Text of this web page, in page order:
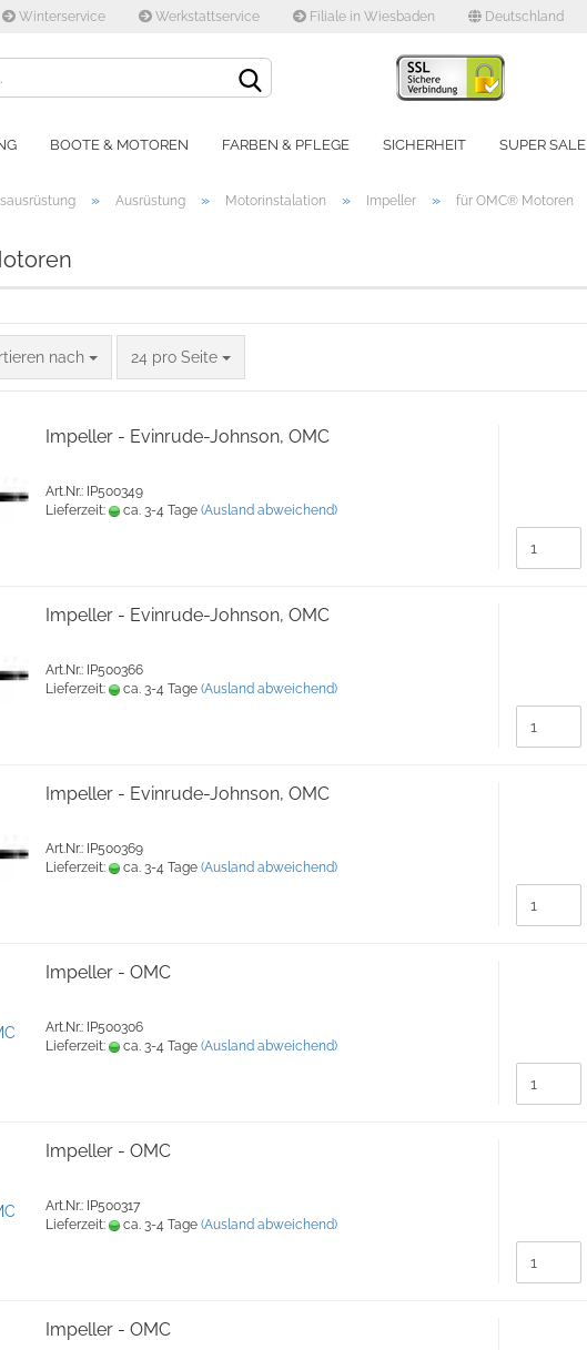
Winterservice Werkstattservice Filiale in Wiesbaden Deutschland
Lieferland
Konto erstellen
BOOTE & MOTOREN FARBEN & PFLEGE SICHERHEIT SUPER SALE
» Ausrüstung » Motorinstalation » Impeller » für OMC® Motoren
nach 24 pro Seite
Impeller - Evinrude-Johnson, OMC
Art.Nr.: IP500349
Lieferzeit:
ca. 3-4 Tage (Ausland abweichend)
Impeller - Evinrude-Johnson, OMC
Art.Nr.: IP500366
Lieferzeit:
ca. 3-4 Tage (Ausland abweichend)
Impeller - Evinrude-Johnson, OMC
Art.Nr.: IP500369
Lieferzeit:
ca. 3-4 Tage (Ausland abweichend)
Impeller - OMC
Art.Nr.: IP500306
Lieferzeit:
ca. 3-4 Tage (Ausland abweichend)
Impeller - OMC
Art.Nr.: IP500317
Lieferzeit:
ca. 3-4 Tage (Ausland abweichend)
Impeller - OMC